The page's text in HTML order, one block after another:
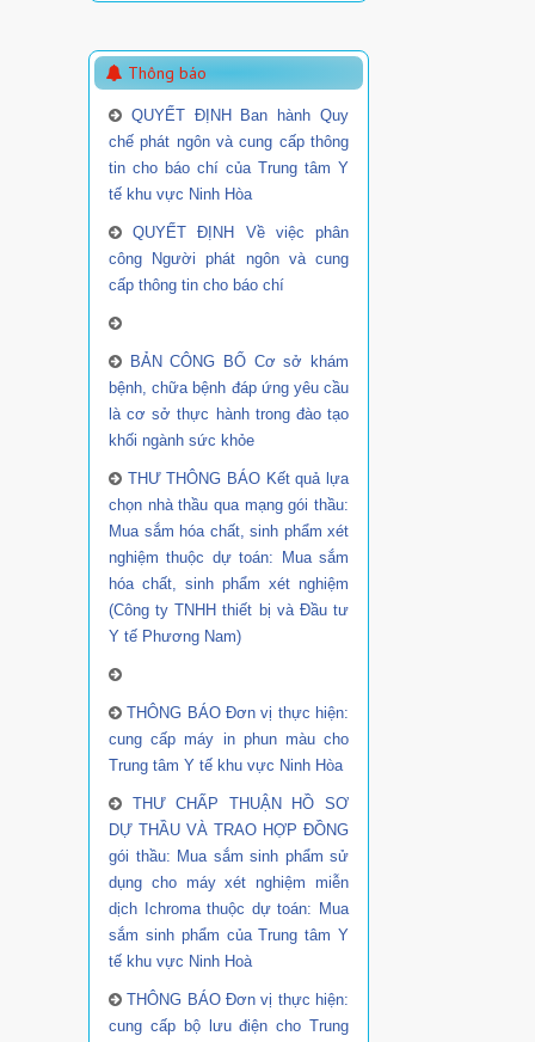
Thông báo
QUYẾT ĐỊNH Ban hành Quy
chế phát ngôn và cung cấp thông
tin cho báo chí của Trung tâm Y
tế khu vực Ninh Hòa
QUYẾT ĐỊNH Về việc phân
công Người phát ngôn và cung
cấp thông tin cho báo chí
BẢN CÔNG BỐ Cơ sở khám
bệnh, chữa bệnh đáp ứng yêu cầu
là cơ sở thực hành trong đào tạo
khối ngành sức khỏe
THƯ THÔNG BÁO Kết quả lựa
chọn nhà thầu qua mạng gói thầu:
Mua sắm hóa chất, sinh phẩm xét
nghiệm thuộc dự toán: Mua sắm
hóa chất, sinh phẩm xét nghiệm
(Công ty TNHH thiết bị và Đầu tư
Y tế Phương Nam)
THÔNG BÁO Đơn vị thực hiện:
cung cấp máy in phun màu cho
Trung tâm Y tế khu vực Ninh Hòa
THƯ CHẤP THUẬN HỒ SƠ
DỰ THẦU VÀ TRAO HỢP ĐỒNG
gói thầu: Mua sắm sinh phẩm sử
dụng cho máy xét nghiệm miễn
dịch Ichroma thuộc dự toán: Mua
sắm sinh phẩm của Trung tâm Y
tế khu vực Ninh Hoà
THÔNG BÁO Đơn vị thực hiện:
cung cấp bộ lưu điện cho Trung